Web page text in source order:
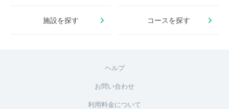
施設を探す コースを探す
ヘルプ
お問い合わせ
利用料金について